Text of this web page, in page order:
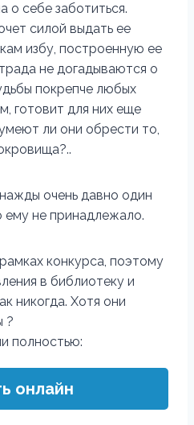
о себе заботиться.
силой выдать ее
избу, построенную ее
не догадываются о
покрепче любых
готовит для них еще
ли они обрести то,
очень давно один
ему не принадлежало.
конкурса, поэтому
в библиотеку и
никогда. Хотя они
?
полностью:
онлайн